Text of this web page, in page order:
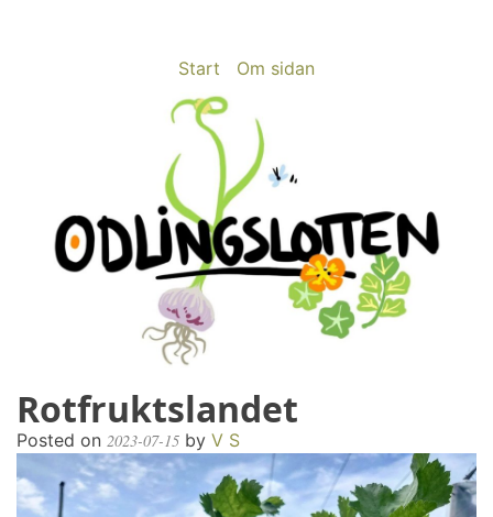
Start Om sidan
odlingslotten.com
Odling på 200 kvm i Stockholms utkant
Rotfruktslandet
Posted on 2023-07-15 by V S